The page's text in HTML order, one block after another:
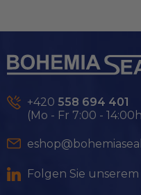
u
ß
e
e
+420 558 694 401
(Mo - Fr 7:00 -
Folgen Sie